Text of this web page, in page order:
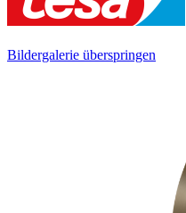
Bildergalerie überspringen